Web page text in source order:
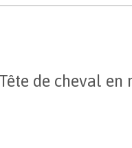
de cheval en